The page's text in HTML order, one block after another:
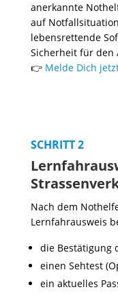
anerkannte
auf
lebensrettende
Sicherheit für den
👉 Melde Dich
SCHRITT 2
Nach dem
Lernfahrausweis
die Bestätigung
einen Sehtest
ein aktuelles